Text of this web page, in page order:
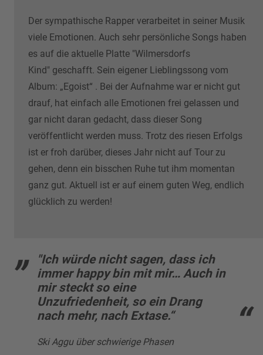
Der sympathische Rapper verarbeitet in seiner Musik
viele Emotionen. Auch sehr persönliche Songs haben
es auf die aktuelle Platte "Wilmersdorfs
Kind" geschafft. Sein eigener Lieblingssong vom
Album: „Egoist“ . Bei der Aufnahme war er nicht gut
drauf, hat einfach alle Emotionen frei gelassen und
gar nicht daran gedacht, dass dieser Song
veröffentlicht werden muss. Trotz des riesen Erfolgs
ist er froh darüber, dieses Jahr nicht auf Tour zu
gehen, denn ein bisschen Ruhe tut ihm momentan
ganz gut. Aktuell ist er auf einem guten Weg, endlich
glücklich zu werden!
"Ich würde nicht sagen, dass ich
immer happy bin mit mir… Auch in
mir steckt so eine
Unzufriedenheit, so ein Drang
nach mehr, nach Extase.“
Ski Aggu über schwierige Phasen